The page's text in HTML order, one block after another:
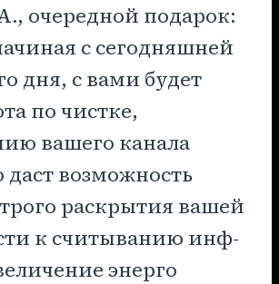
очередной подарок:
с сегодняшней
дня, с вами будет
по чистке,
вашего канала
даст возможность
раскрытия вашей
к считыванию инф-
энерго